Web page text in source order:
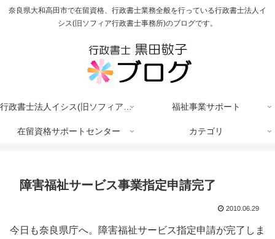
奈良県大和高田市で在留資格、行政書士業務全般を行っている行政書士法人イ
シス(旧ソフィア行政書士事務所)のブログです。
行政書士法人イシス(旧ソフィア行政書士事務所) 福祉事業サポート
在留資格サポートセンター カテゴリ
障害福祉サービス事業指定申請完了
2010.06.29
今日も奈良県庁へ。障害福祉サービス指定申請が完了しま